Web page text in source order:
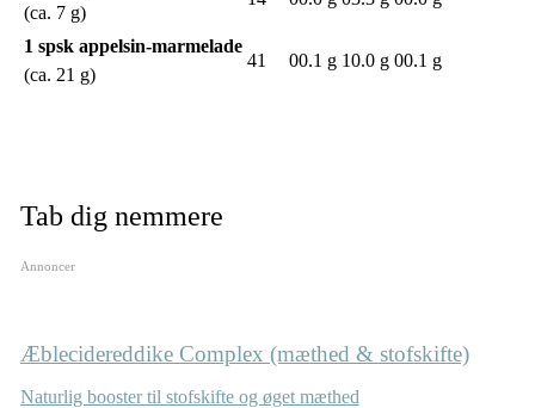
(ca. 7 g)
1 spsk appelsin-marmelade
(ca. 21 g)
41 00.1 g 10.0 g 00.1 g
Tab dig nemmere
Annoncer
Æblecidereddike Complex (mæthed & stofskifte)
Naturlig booster til stofskifte og øget mæthed